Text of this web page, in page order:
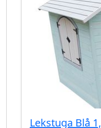
Lekstuga Blå